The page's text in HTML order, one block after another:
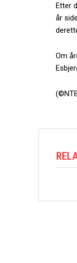
Etter
år
Om